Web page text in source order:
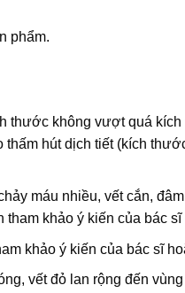
phẩm.
thước không vượt quá
thấm hút dịch tiết (kích
máu nhiều, vết cắn,
khảo ý kiến của bác
khảo ý kiến của bác sĩ
vết đỏ lan rộng đến